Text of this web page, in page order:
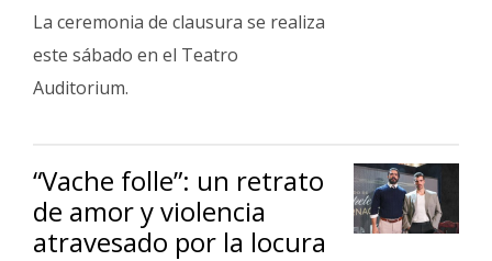
La ceremonia de clausura se realiza
este sábado en el Teatro
Auditorium.
“Vache folle”: un retrato
de amor y violencia
atravesado por la locura